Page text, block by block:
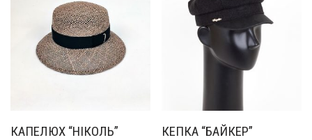
КАПЕЛЮХ “НІКОЛЬ” КЕПКА “БАЙКЕР”